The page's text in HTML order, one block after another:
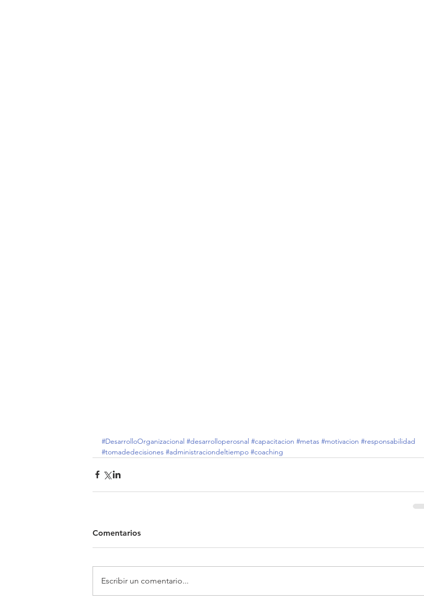
#DesarrolloOrganizacional #desarrolloperosnal #capacitacion #metas #motivacion #responsabilidad
#tomadedecisiones #administraciondeltiempo #coaching
Comentarios
Escribir un comentario...